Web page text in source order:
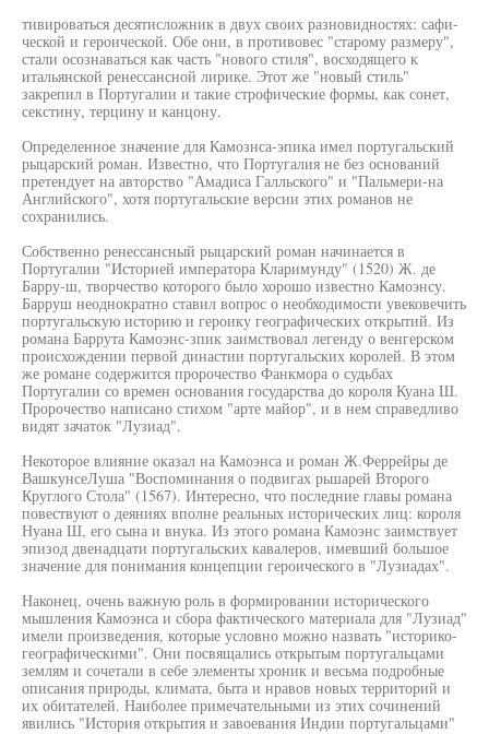
тивироваться десятисложник в двух своих разновидностях: сафи-
ческой и героической. Обе они, в противовес "старому размеру",
стали осознаваться как часть "нового стиля", восходящего к
итальянской ренессансной лирике. Этот же "новый стиль"
закрепил в Португалии и такие строфические формы, как сонет,
секстину, терцину и канцону.
Определенное значение для Камознса-эпика имел португальский
рыцарский роман. Известно, что Португалия не без оснований
претендует на авторство "Амадиса Галльского" и "Пальмери-на
Английского", хотя португальские версии этих романов не
сохранились.
Собственно ренессансный рыцарский роман начинается в
Португалии "Историей императора Кларимунду" (1520) Ж. де
Барру-ш, творчество которого было хорошо известно Камоэнсу.
Барруш неоднократно ставил вопрос о необходимости увековечить
португальскую историю и героику географических открытий. Из
романа Баррута Камоэнс-зпик заимствовал легенду о венгерском
происхождении первой династии португальских королей. В этом
же романе содержится пророчество Фанкмора о судьбах
Португалии со времен основания государства до короля Куана Ш.
Пророчество написано стихом "арте майор", и в нем справедливо
видят зачаток "Лузиад".
Некоторое влияние оказал на Камоэнса и роман Ж.Феррейры де
ВашкунсеЛуша "Воспоминания о подвигах рьшарей Второго
Круглого Стола" (1567). Интересно, что последние главы романа
повествуют о деяниях вполне реальных исторических лиц: короля
Нуана Ш, его сына и внука. Из этого романа Камоэнс заимствует
эпизод двенадцати португальских кавалеров, имевший большое
значение для понимания концепции героического в "Лузиадах".
Наконец, очень важную роль в формировании исторического
мышления Камоэнса и сбора фактического материала для "Лузиад"
имели произведения, которые условно можно назвать "историко-
географическими". Они посвящались открытым португальцами
землям и сочетали в себе элементы хроник и весьма подробные
описания природы, климата, быта и нравов новых территорий и
их обитателей. Наиболее примечательными из этих сочинений
явились "История открытия и завоевания Индии португальцами"